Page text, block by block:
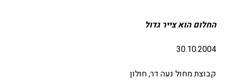
החלום הוא צייר גדול
30.10.2004
קבוצת מחול נעה דר, חולון